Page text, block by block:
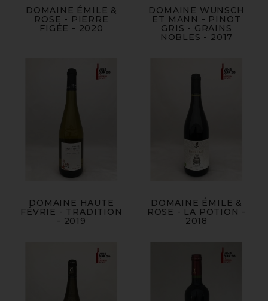
DOMAINE ÉMILE &
ROSE - PIERRE
FIGÉE - 2020
DOMAINE WUNSCH
ET MANN - PINOT
GRIS - GRAINS
NOBLES - 2017
DOMAINE HAUTE
FÉVRIE - TRADITION
- 2019
DOMAINE ÉMILE &
ROSE - LA POTION -
2018